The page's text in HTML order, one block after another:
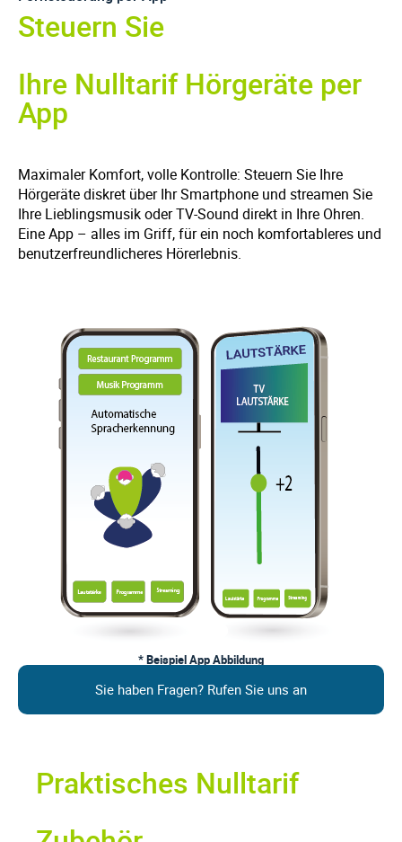
Steuern Sie
Ihre Nulltarif Hörgeräte per
App
Maximaler Komfort, volle Kontrolle: Steuern Sie Ihre
Hörgeräte diskret über Ihr Smartphone und streamen Sie
Ihre Lieblingsmusik oder TV-Sound direkt in Ihre Ohren.
Eine App – alles im Griff, für ein noch komfortableres und
benutzerfreundlicheres Hörerlebnis.
* Beispiel App Abbildung
Sie haben Fragen? Rufen Sie uns an
Praktisches Nulltarif